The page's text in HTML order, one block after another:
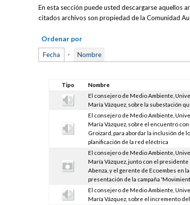
En esta sección puede usted descargarse aquellos
citados archivos son propiedad de la Comunidad
Ordenar por
Fecha - Nombre
Tipo Nombre
El consejero de Medio Ambiente,
María Vázquez, sobre la subestación
El consejero de Medio Ambiente,
María Vázquez, sobre el encuentro
Groizard, para abordar la inclusión de
planificación de la red eléctrica
El consejero de Medio Ambiente,
María Vázquez, junto con el
Abenza, y el gerente de Ecoembes en
presentación de la campaña
El consejero de Medio Ambiente,
María Vázquez, sobre el incremento